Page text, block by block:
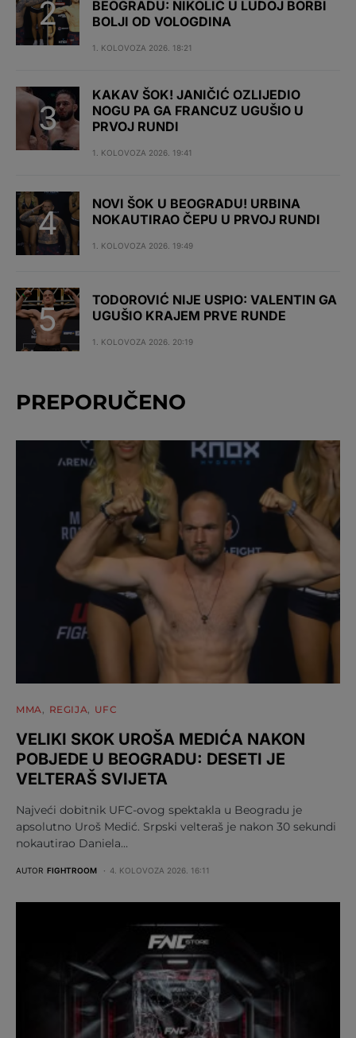
BEOGRADU: NIKOLIĆ U LUDOJ BORBI
BOLJI OD VOLOGDINA
1. KOLOVOZA 2026. 18:21
KAKAV ŠOK! JANIČIĆ OZLIJEDIO
NOGU PA GA FRANCUZ UGUŠIO U
PRVOJ RUNDI
1. KOLOVOZA 2026. 19:41
NOVI ŠOK U BEOGRADU! URBINA
NOKAUTIRAO ČEPU U PRVOJ RUNDI
1. KOLOVOZA 2026. 19:49
TODOROVIĆ NIJE USPIO: VALENTIN GA
UGUŠIO KRAJEM PRVE RUNDE
1. KOLOVOZA 2026. 20:19
PREPORUČENO
MMA REGIJA UFC
VELIKI SKOK UROŠA MEDIĆA NAKON
POBJEDE U BEOGRADU: DESETI JE
VELTERAŠ SVIJETA
Najveći dobitnik UFC-ovog spektakla u Beogradu je
apsolutno Uroš Medić. Srpski velteraš je nakon 30 sekundi
nokautirao Daniela…
AUTOR FIGHTROOM 4. KOLOVOZA 2026. 16:11